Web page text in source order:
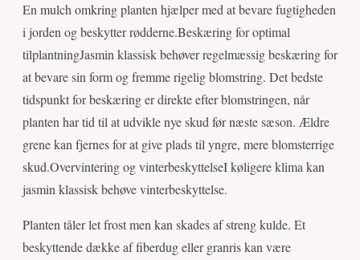
En mulch omkring planten hjælper med at bevare fugtigheden
i jorden og beskytter rødderne.Beskæring for optimal
tilplantningJasmin klassisk behøver regelmæssig beskæring for
at bevare sin form og fremme rigelig blomstring. Det bedste
tidspunkt for beskæring er direkte efter blomstringen, når
planten har tid til at udvikle nye skud før næste sæson. Ældre
grene kan fjernes for at give plads til yngre, mere blomsterrige
skud.Overvintering og vinterbeskyttelseI køligere klima kan
jasmin klassisk behøve vinterbeskyttelse.
Planten tåler let frost men kan skades af streng kulde. Et
beskyttende dække af fiberdug eller granris kan være